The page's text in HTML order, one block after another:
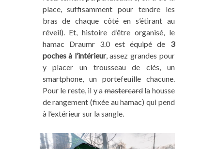
place, suffisamment pour tendre les
bras de chaque côté en s’étirant au
réveil). Et, histoire d’être organisé, le
hamac Draumr 3.0 est équipé de 3
poches à l’intérieur, assez grandes pour
y placer un trousseau de clés, un
smartphone, un portefeuille chacune.
Pour le reste, il y amastercardla housse
de rangement (fixée au hamac) qui pend
à l’extérieur sur la sangle.